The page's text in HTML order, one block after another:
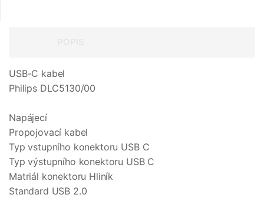
USB-C kabel
Philips DLC5130/00
Napájecí
Propojovací kabel
Typ vstupního konektoru USB C
Typ výstupního konektoru USB C
Matriál konektoru Hliník
Standard USB 2.0